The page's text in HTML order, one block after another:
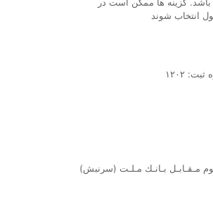
انتخاب شوند
مـقـابـل بـانـك مـلـت (سرنبش)